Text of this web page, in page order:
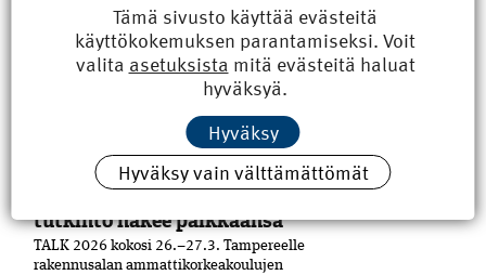
Rakennusinsinööri Antti Mäkelä, 60, on ollut
yhdistysaktiivi siitä saakka, kun hänestä tuli
21-vuo­tiaana Petäjäskosken nuoriso­seuran
johtokunnan puheenjohtaja.
Hallituspaikkoja eri yhdistyksissä on
luottamustoimetkin ovat tulleet tutuiksi.
Rakennusmestarin YAMK-
tutkinto hakee paikkaansa
TALK 2026 kokosi 26.–27.3. Tampereelle
rakennusalan ammattikorkeakoulujen
Tämä sivusto käyttää evästeitä
käyttökokemuksen parantamiseksi. Voit
valita asetuksista mitä evästeitä haluat
hyväksyä.
Hyväksy
Hyväksy vain välttämättömät